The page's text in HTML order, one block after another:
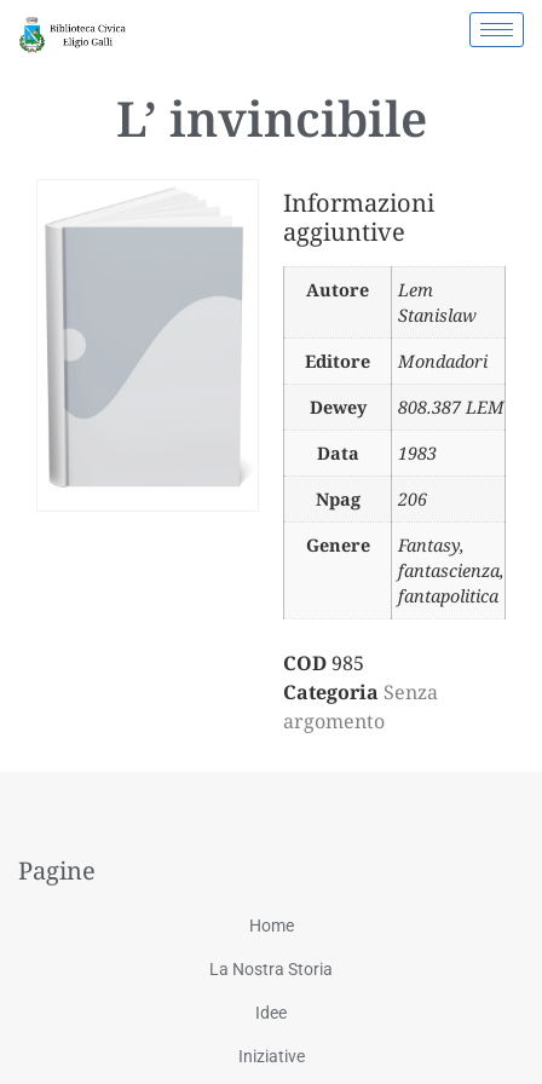
L’ invincibile
Informazioni
aggiuntive
Autore
Lem
Stanislaw
Editore
Mondadori
Dewey
808.387 LEM
Data
1983
Npag
206
Genere
Fantasy,
fantascienza,
fantapolitica
COD985
Categoria Senza
argomento
Pagine
Home
La Nostra Storia
Idee
Iniziative